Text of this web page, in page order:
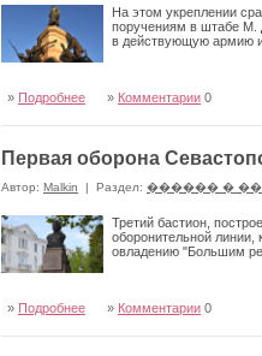
На этом укреплении
поручениям в штабе М.
в действующую армию
» Подробнее » Комментарии 0
Первая оборона
Автор: Malkin | Раздел: ������ �
Третий бастион,
оборонительной
овладению "Большим
» Подробнее » Комментарии 0